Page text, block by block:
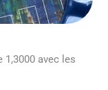
avec les